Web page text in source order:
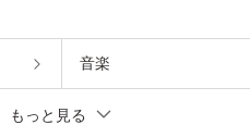
音楽
もっと見る